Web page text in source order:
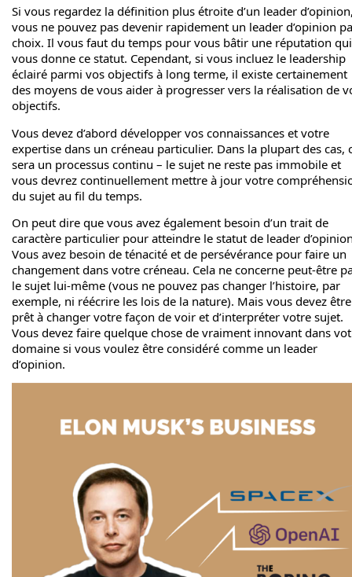
Si vous regardez la définition plus étroite d’un leader
vous ne pouvez pas devenir rapidement un leader d’opinion
choix. Il vous faut du temps pour vous bâtir une réputation qui
vous donne ce statut. Cependant, si vous incluez le leadership
éclairé parmi vos objectifs à long terme, il existe certainement
des moyens de vous aider à progresser vers la réalisation de
objectifs.
Vous devez d’abord développer vos connaissances et votre
expertise dans un créneau particulier. Dans la plupart des cas,
sera un processus continu – le sujet ne reste pas immobile et
vous devrez continuellement mettre à jour votre
du sujet au fil du temps.
On peut dire que vous avez également besoin d’un trait de
caractère particulier pour atteindre le statut de leader
Vous avez besoin de ténacité et de persévérance pour faire un
changement dans votre créneau. Cela ne concerne peut-être
le sujet lui-même (vous ne pouvez pas changer l’histoire, par
exemple, ni réécrire les lois de la nature). Mais vous devez être
prêt à changer votre façon de voir et d’interpréter votre sujet.
Vous devez faire quelque chose de vraiment innovant dans
domaine si vous voulez être considéré comme un leader
d’opinion.